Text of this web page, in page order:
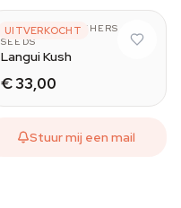
UITVERKOCHT
THE KUSH BROTHERS
SEEDS
Langui Kush
€ 33,00
Stuur mij een mail